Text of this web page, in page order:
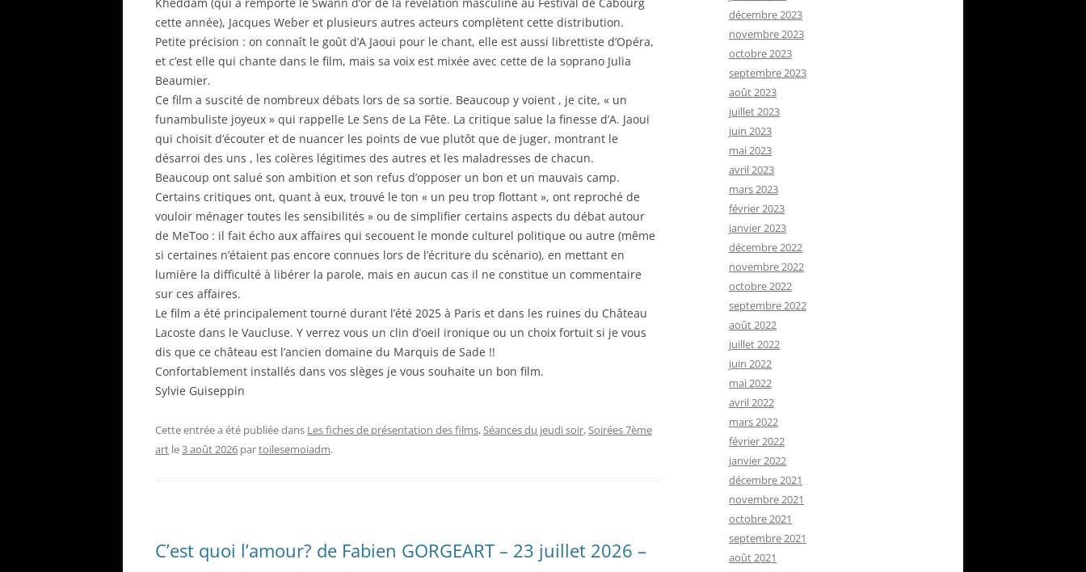
cette année), Jacques Weber et plusieurs autres acteurs complètent cette distribution.
Petite précision : on connaît le goût d’A Jaoui pour le chant, elle est aussi librettiste d’Opéra,
et c’est elle qui chante dans le film, mais sa voix est mixée avec cette de la soprano Julia
Beaumier.
Ce film a suscité de nombreux débats lors de sa sortie. Beaucoup y voient , je cite, « un
funambuliste joyeux » qui rappelle Le Sens de La Fête. La critique salue la finesse d’A. Jaoui
qui choisit d’écouter et de nuancer les points de vue plutôt que de juger, montrant le
désarroi des uns , les colères légitimes des autres et les maladresses de chacun.
Beaucoup ont salué son ambition et son refus d’opposer un bon et un mauvais camp.
Certains critiques ont, quant à eux, trouvé le ton « un peu trop flottant », ont reproché de
vouloir ménager toutes les sensibilités » ou de simplifier certains aspects du débat autour
de MeToo : il fait écho aux affaires qui secouent le monde culturel politique ou autre (même
si certaines n’étaient pas encore connues lors de l’écriture du scénario), en mettant en
lumière la difficulté à libérer la parole, mais en aucun cas il ne constitue un commentaire
sur ces affaires.
Le film a été principalement tourné durant l’été 2025 à Paris et dans les ruines du Château
Lacoste dans le Vaucluse. Y verrez vous un clin d’oeil ironique ou un choix fortuit si je vous
dis que ce château est l’ancien domaine du Marquis de Sade !!
Confortablement installés dans vos slèges je vous souhaite un bon film.
Sylvie Guiseppin
Cette entrée a été publiée dans Les fiches de présentation des films,Séances du jeudi soir,Soirées 7ème
art le3 août 2026 partoilesemoiadm.
C’est quoi l’amour? de Fabien GORGEART – 23 juillet 2026 –
décembre 2023
novembre 2023
octobre 2023
septembre 2023
août 2023
juillet 2023
juin 2023
mai 2023
avril 2023
mars 2023
février 2023
janvier 2023
décembre 2022
novembre 2022
octobre 2022
septembre 2022
août 2022
juillet 2022
juin 2022
mai 2022
avril 2022
mars 2022
février 2022
janvier 2022
décembre 2021
novembre 2021
octobre 2021
septembre 2021
août 2021